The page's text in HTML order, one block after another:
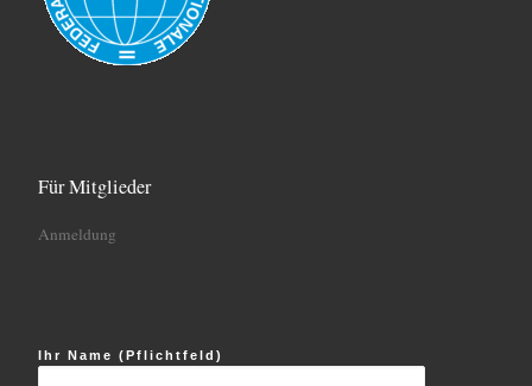
Für Mitglieder
Anmeldung
Ihr Name (Pflichtfeld)